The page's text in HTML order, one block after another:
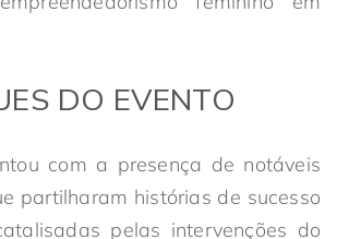
DO EVENTO
com a presença de notáveis
partilharam histórias de sucesso
pelas intervenções do